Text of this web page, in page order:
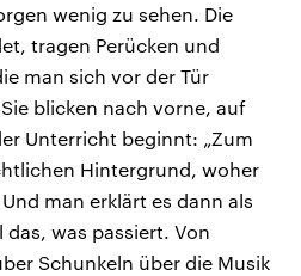
wenig zu sehen. Die
tragen Perücken und
man sich vor der Tür
blicken nach vorne, auf
Unterricht beginnt: „Zum
Hintergrund, woher
man erklärt es dann als
das, was passiert. Von
Schunkeln über die Musik